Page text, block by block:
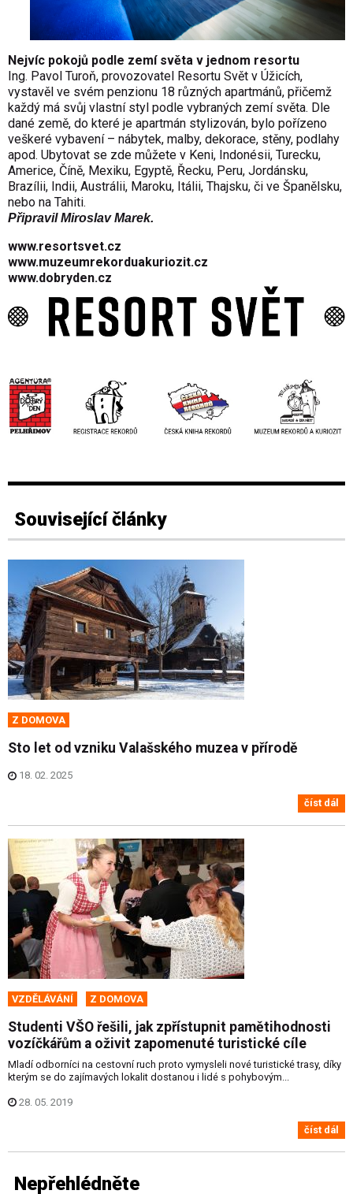
Nejvíc pokojů podle zemí světa v jednom resortu
Ing. Pavol Turoň, provozovatel Resortu Svět v Úžicích,
vystavěl ve svém penzionu 18 různých apartmánů, přičemž
každý má svůj vlastní styl podle vybraných zemí světa. Dle
dané země, do které je apartmán stylizován, bylo pořízeno
veškeré vybavení – nábytek, malby, dekorace, stěny, podlahy
apod. Ubytovat se zde můžete v Keni, Indonésii, Turecku,
Americe, Číně, Mexiku, Egyptě, Řecku, Peru, Jordánsku,
Brazílii, Indii, Austrálii, Maroku, Itálii, Thajsku, či ve Španělsku,
nebo na Tahiti.
Připravil Miroslav Marek.
www.resortsvet.cz
www.muzeumrekorduakuriozit.cz
www.dobryden.cz
Související články
Z DOMOVA
Sto let od vzniku Valašského muzea v přírodě
18. 02. 2025
číst dál
VZDĚLÁVÁNÍ Z DOMOVA
Studenti VŠO řešili, jak zpřístupnit pamětihodnosti
vozíčkářům a oživit zapomenuté turistické cíle
Mladí odborníci na cestovní ruch proto vymysleli nové turistické trasy, díky
kterým se do zajímavých lokalit dostanou i lidé s pohybovým...
28. 05. 2019
číst dál
Nepřehlédněte